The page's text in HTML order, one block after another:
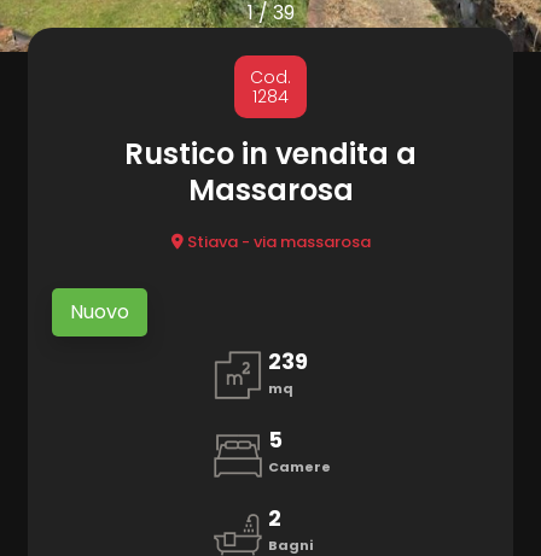
1/39
Cod.
1284
Rustico in vendita a
Massarosa
Stiava - via massarosa
Nuovo
239
mq
5
Camere
2
Bagni
CONTATTI
Comune
Tipologia